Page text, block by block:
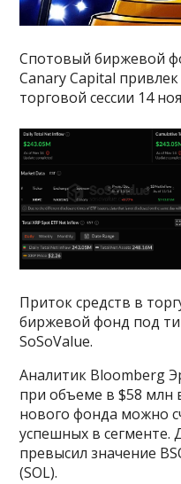
Спотовый биржевой
Canary Capital
торговой сессии 14
Приток средств в
биржевой фонд под
SoSoValue.
Аналитик Bloomberg
при объеме в $58
нового фонда можно
успешных в сегменте.
превысил значение
(SOL).